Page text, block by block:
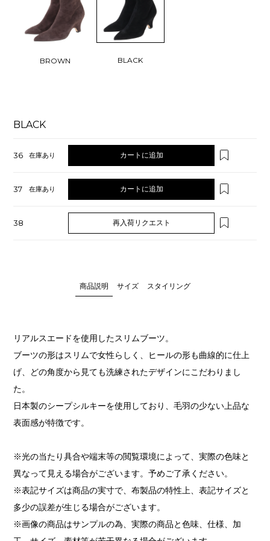
BROWN BLACK
BLACK
36 在庫あり カートに追加
37 在庫あり カートに追加
38 再入荷リクエスト
商品説明 サイズ スタイリング
リアルスエードを使用したスリムブーツ。
ブーツの形はスリムで女性らしく、ヒールの形も曲線的に仕上
げ、どの角度から見ても洗練されたデザインにこだわりまし
た。
日本製のシープシルキーを使用しており、毛羽の少ない上品な
表面感が特徴です。
※光の当たり具合や端末等の閲覧環境によって、実際の色味と
異なって見える場合がございます。予めご了承ください。
※表記サイズは商品の実寸で、布製品の特性上、表記サイズと
多少の誤差が生じる場合がございます。
※画像の商品はサンプルの為、実際の商品と色味、仕様、加